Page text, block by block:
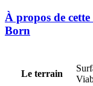
À propos de
Born
Le terrain